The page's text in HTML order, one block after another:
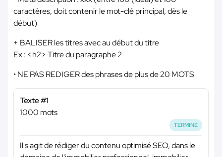
caractères, doit contenir le mot-clé principal, dès le
début)
+ BALISER les titres avec au début du titre
Ex : <h2> Titre du paragraphe 2
• NE PAS REDIGER des phrases de plus de 20 MOTS
Texte #1
1000 mots
TERMINÉ
Il s'agit de rédiger du contenu optimisé SEO, dans le